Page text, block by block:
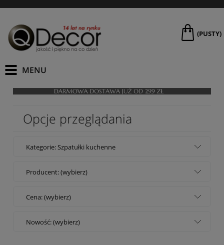
(PUSTY)
Opcje przeglądania
Kategorie: Szpatułki kuchenne
Producent: (wybierz)
Cena: (wybierz)
Nowość: (wybierz)